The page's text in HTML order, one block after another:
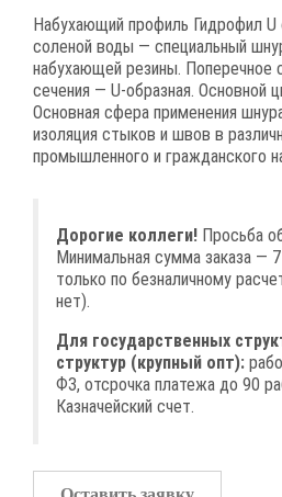
Набухающий профиль Гидрофил
соленой воды — специальный
набухающей резины.
сечения — U-образная. Основной
Основная сфера применения
изоляция стыков и швов в
промышленного и гражданского
Дорогие коллеги! Просьба
Минимальная сумма заказа —
только по безналичному
нет).
Для государственных
структур (крупный опт):
ФЗ, отсрочка платежа до 90
Казначейский счет.